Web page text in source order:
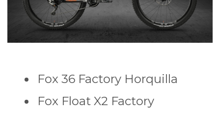
Fox 36 Factory Horquilla
Fox Float X2 Factory